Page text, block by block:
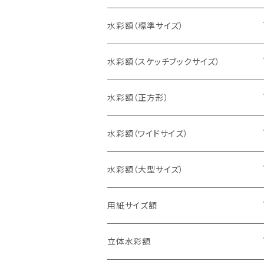
水彩額（標準サイズ）
インチ判（203×254ミリ）
八切判（242×303ミリ）
太子判（288×379ミリ）
四切判（348×424ミリ）
大衣判（394×509ミリ）
半切判（424×545ミリ）
水彩額（スケッチブックサイズ）
スケッチ4Ｆ（352×443ミリ）
スケッチ6Ｆ（458×550ミリ）
スケッチ8Ｆ（520×595ミリ）
スケッチ10Ｆ（595×670ミリ）
水彩額（正方形）
10cm正方形（100×100ミリ）
15cm正方形（150×150ミリ）
20cm正方形（200×200ミリ）
25cm正方形（250×250ミリ）
水彩額（ワイドサイズ）
15×30cm
20×40cm
25×50cm
水彩額（大型サイズ）
大判（660×850ミリ）
MO判（693×893ミリ）
用紙サイズ額
B5判（182×257ミリ）
立体水彩額